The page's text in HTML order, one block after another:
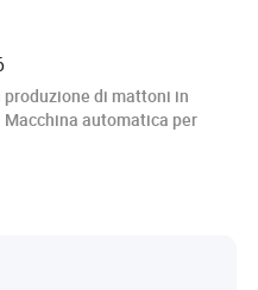
di mattoni in
Macchina automatica per